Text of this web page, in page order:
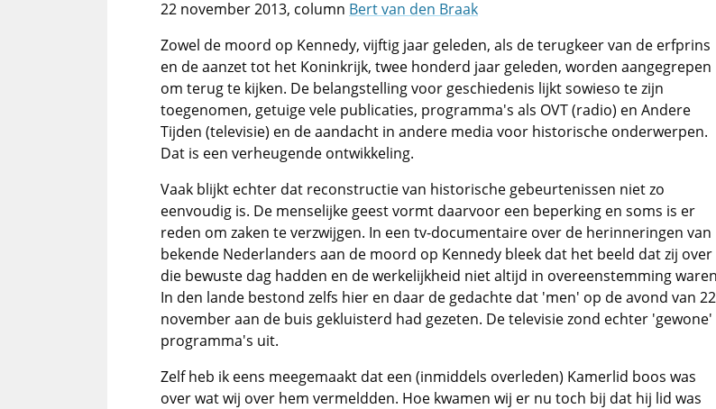
22 november 2013
Bert van den Braak
Zowel de moord op Kennedy, vijftig jaar geleden, als de terugkeer van de erfprins
en de aanzet tot het Koninkrijk, twee honderd jaar geleden, worden aangegrepen
om terug te kijken. De belangstelling voor geschiedenis lijkt sowieso te zijn
toegenomen, getuige vele publicaties, programma's als OVT (radio) en Andere
Tijden (televisie) en de aandacht in andere media voor historische onderwerpen.
Dat is een verheugende ontwikkeling.
Vaak blijkt echter dat reconstructie van historische gebeurtenissen niet zo
eenvoudig is. De menselijke geest vormt daarvoor een beperking en soms is er
reden om zaken te verzwijgen. In een tv-documentaire over de herinneringen van
bekende Nederlanders aan de moord op Kennedy bleek dat het beeld dat zij over
die bewuste dag hadden en de werkelijkheid niet altijd in overeenstemming
In den lande bestond zelfs hier en daar de gedachte dat 'men' op de avond van 22
november aan de buis gekluisterd had gezeten. De televisie zond echter 'gewone'
programma's uit.
Zelf heb ik eens meegemaakt dat een (inmiddels overleden) Kamerlid boos was
over wat wij over hem vermeldden. Hoe kwamen wij er nu toch bij dat hij lid was